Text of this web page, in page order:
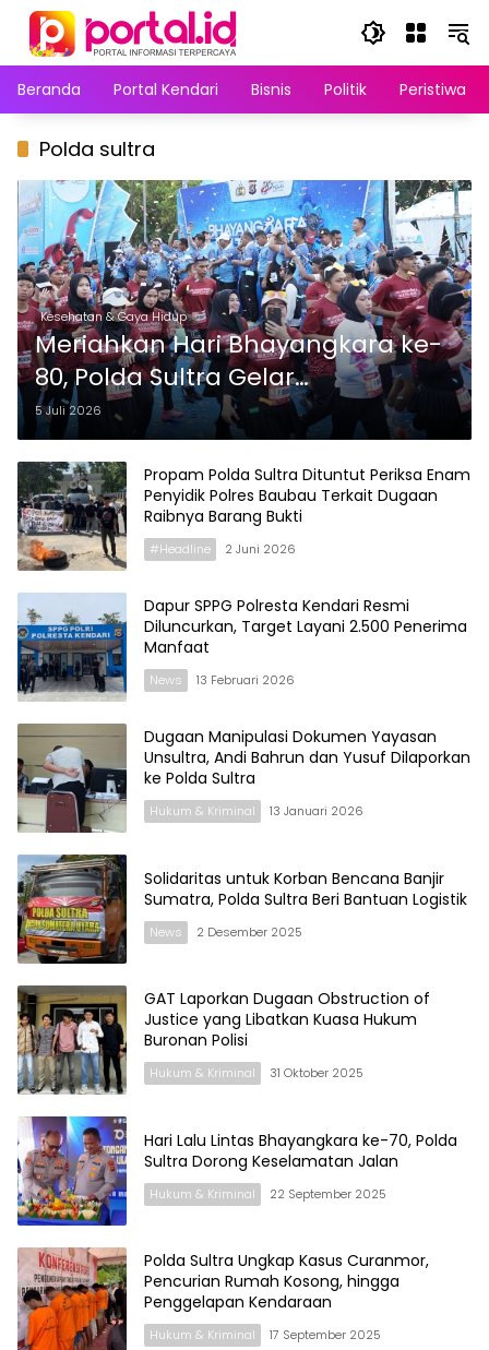
Langsung
konten
Beranda
Portal Kendari Bisnis Politik Peristiwa
Polda sultra
Kesehatan & Gaya Hidup
Meriahkan Hari Bhayangkara ke-
80, Polda Sultra Gelar
Bhayangkara Run dan Luncurkan
SIMPUL
5 Juli 2026
Propam Polda Sultra Dituntut Periksa Enam
Penyidik Polres Baubau Terkait Dugaan
Raibnya Barang Bukti
#Headline 2 Juni 2026
Dapur SPPG Polresta Kendari Resmi
Diluncurkan, Target Layani 2.500 Penerima
Manfaat
News 13 Februari 2026
Dugaan Manipulasi Dokumen Yayasan
Unsultra, Andi Bahrun dan Yusuf Dilaporkan
ke Polda Sultra
Hukum & Kriminal 13 Januari 2026
Solidaritas untuk Korban Bencana Banjir
Sumatra, Polda Sultra Beri Bantuan Logistik
News 2 Desember 2025
GAT Laporkan Dugaan Obstruction of
Justice yang Libatkan Kuasa Hukum
Buronan Polisi
Hukum & Kriminal 31 Oktober 2025
Hari Lalu Lintas Bhayangkara ke-70, Polda
Sultra Dorong Keselamatan Jalan
Hukum & Kriminal 22 September 2025
Polda Sultra Ungkap Kasus Curanmor,
Pencurian Rumah Kosong, hingga
Penggelapan Kendaraan
Hukum & Kriminal 17 September 2025